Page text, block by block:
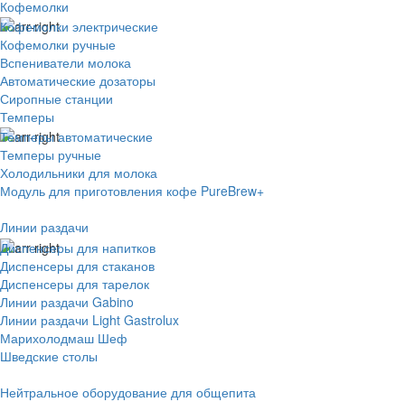
Кофемолки
Кофемолки электрические
Кофемолки ручные
Вспениватели молока
Автоматические дозаторы
Сиропные станции
Темперы
Темперы автоматические
Темперы ручные
Холодильники для молока
Модуль для приготовления кофе PureBrew+
Линии раздачи
Диспенсеры для напитков
Диспенсеры для стаканов
Диспенсеры для тарелок
Линии раздачи Gabino
Линии раздачи Light Gastrolux
Марихолодмаш Шеф
Шведские столы
Нейтральное оборудование для общепита